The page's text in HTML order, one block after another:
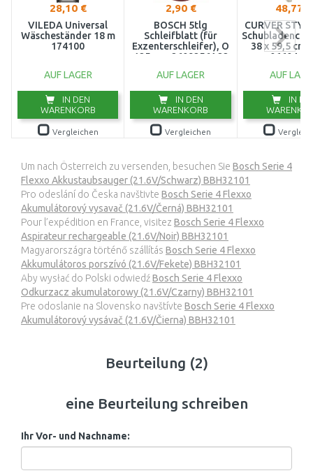
28,10 €
VILEDA Universal
Wäscheständer 18 m
174100
AUF LAGER
IN DEN
WARENKORB
Vergleichen
2,90 €
BOSCH 5tlg
Schleifblatt (für
Exzenterschleifer), O
125 mm 2609256A22
AUF LAGER
IN DEN
WARENKORB
Vergleichen
48,77 €
CURVER
38 x 59,5 cm
06604-
AUF
IN
Um nach Österreich zu versenden, besuchen Sie Bosch Serie 4
Flexxo Akkustaubsauger (21.6V/Schwarz) BBH32101
Pro odeslání do Česka navštivte Bosch Serie 4 Flexxo
Akumulátorový vysavač (21.6V/Černá) BBH32101
Pour l’expédition en France, visitez Bosch Serie 4 Flexxo
Aspirateur rechargeable (21.6V/Noir) BBH32101
Magyarországra történő szállítás Bosch Serie 4 Flexxo
Akkumulátoros porszívó (21.6V/Fekete) BBH32101
Aby wysłać do Polski odwiedźBosch Serie 4 Flexxo
Odkurzacz akumulatorowy (21.6V/Czarny) BBH32101
Pre odoslanie na Slovensko navštívte Bosch Serie 4 Flexxo
Akumulátorový vysávač (21.6V/Čierna) BBH32101
Beurteilung (2)
eine Beurteilung schreiben
Ihr Vor- und Nachname: